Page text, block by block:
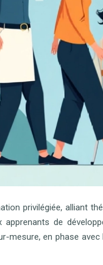
privilégiée, alliant
de
en phase